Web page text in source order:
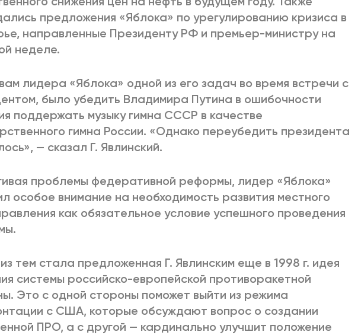
предложения «Яблока» по урегулированию кризиса в
направленные Президенту РФ и премьер-министру на
неделе.
лидера «Яблока» одной из его задач во время встречи с
было убедить Владимира Путина в ошибочности
поддержать музыку гимна СССР в качестве
гимна России. «Однако переубедить президента
— сказал Г. Явлинский.
проблемы федеративной реформы, лидер «Яблока»
особое внимание на необходимость развития местного
как обязательное условие успешного проведения
тем стала предложенная Г. Явлинским еще в 1998 г. идея
системы российско-европейской противоракетной
Это с одной стороны поможет выйти из режима
с США, которые обсуждают вопрос о создании
ПРО, а с другой — кардинально улучшит положение